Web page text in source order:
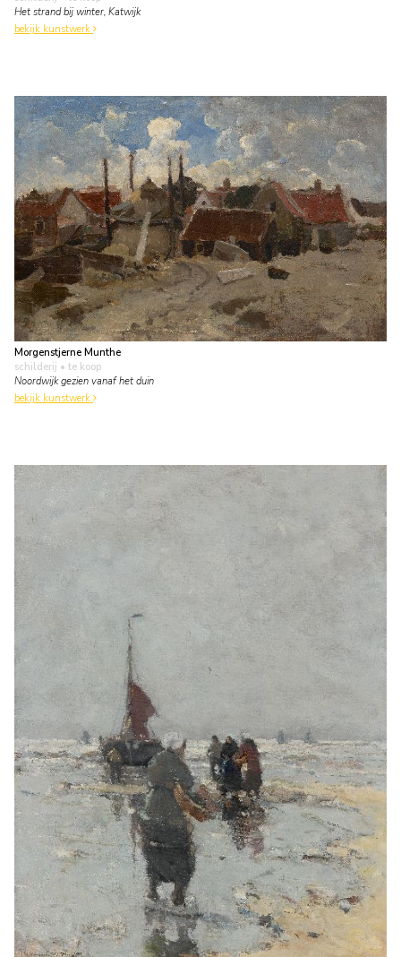
Het strand bij winter, Katwijk
bekijk kunstwerk
Morgenstjerne Munthe
schilderij • te koop
Noordwijk gezien vanaf het duin
bekijk kunstwerk